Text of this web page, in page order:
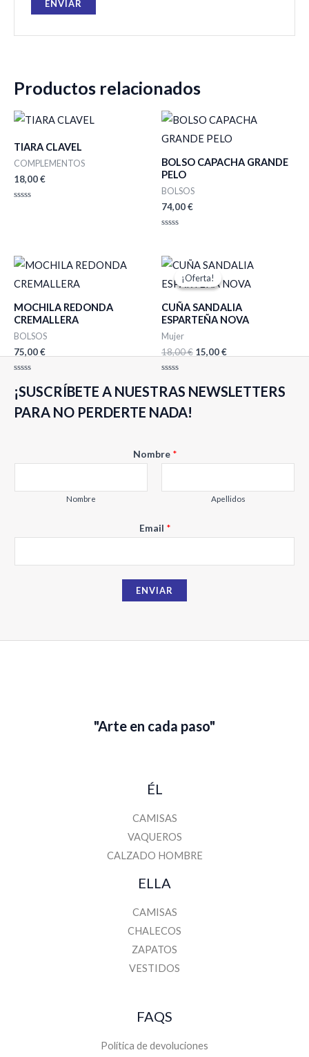
Productos relacionados
TIARA CLAVEL
COMPLEMENTOS
18,00€
BOLSO CAPACHA GRANDE
PELO
BOLSOS
74,00€
de
5
MOCHILA REDONDA
CREMALLERA
BOLSOS
75,00€
con
0
5
¡Oferta!
¡Oferta!
CUÑA SANDALIA
ESPARTEÑA NOVA
Mujer
18,00€
El
precio
original
18,00 €.
15,00€
El
precio
actual
15,00 €.
con
0
5
¡SUSCRÍBETE A NUESTRAS NEWSLETTERS
PARA NO PERDERTE NADA!
Nombre *
Nombre Apellidos
o
r
m
Email *
ENVIAR
"Arte en cada paso"
ÉL
CAMISAS
VAQUEROS
CALZADO HOMBRE
ELLA
CAMISAS
CHALECOS
ZAPATOS
VESTIDOS
FAQS
Política de devoluciones